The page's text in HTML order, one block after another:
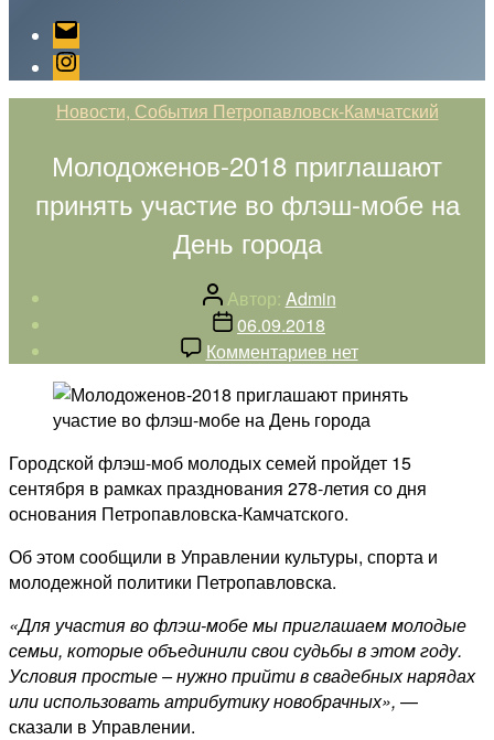
Email
Instagram
Рубрики
Новости, События Петропавловск-Камчатский
Молодоженов-2018 приглашают
принять участие во флэш-мобе на
День города
Автор
записи
Автор: Admin
Дата
записи
06.09.2018
Комментариевк
Молодоженов-2018
приглашают
принять
участие
во
флэш-
мобе
на
города
нет
Городской флэш-моб молодых семей пройдет 15
сентября в рамках празднования 278-летия со дня
основания Петропавловска-Камчатского.
Об этом сообщили в Управлении культуры, спорта и
молодежной политики Петропавловска.
«Для участия во флэш-мобе мы приглашаем молодые
семьи, которые объединили свои судьбы в этом году.
Условия простые – нужно прийти в свадебных нарядах
или использовать атрибутику новобрачных», —
сказали в Управлении.